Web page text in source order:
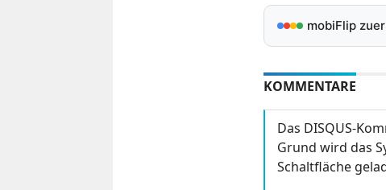
mobiFlip
KOMMENTARE
Das DISQUS-
Grund wird das
Schaltfläche